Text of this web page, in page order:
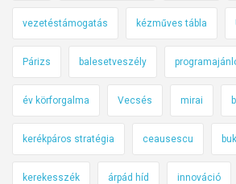
vezetéstámogatás kézműves tábla
Párizs balesetveszély
év körforgalma Vecsés mirai
kerékpáros stratégia ceausescu
kerekesszék árpád híd innováció